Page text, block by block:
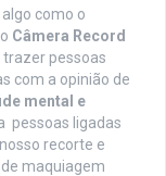
como o
Câmera Record
trazer pessoas
com a opinião de
mental e
pessoas ligadas
recorte e
maquiagem